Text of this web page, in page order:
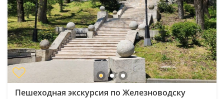
Пешеходная экскурсия по Железноводску